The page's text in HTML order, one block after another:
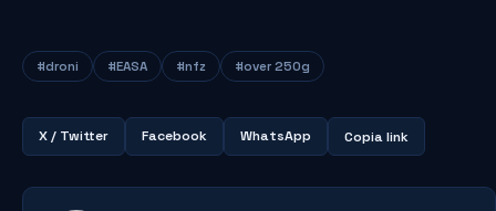
#droni #EASA #nfz #over 250g
X / Twitter Facebook WhatsApp Copia link